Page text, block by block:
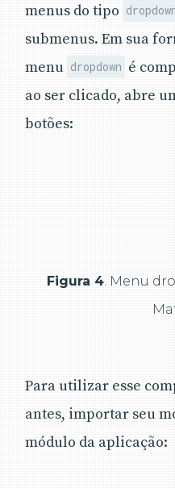
menus do tipo
submenus. Em sua
menu dropdown é
ao ser clicado, abre
botões:
Figura 4. Menu
Para utilizar esse
antes, importar seu
módulo da aplicação: